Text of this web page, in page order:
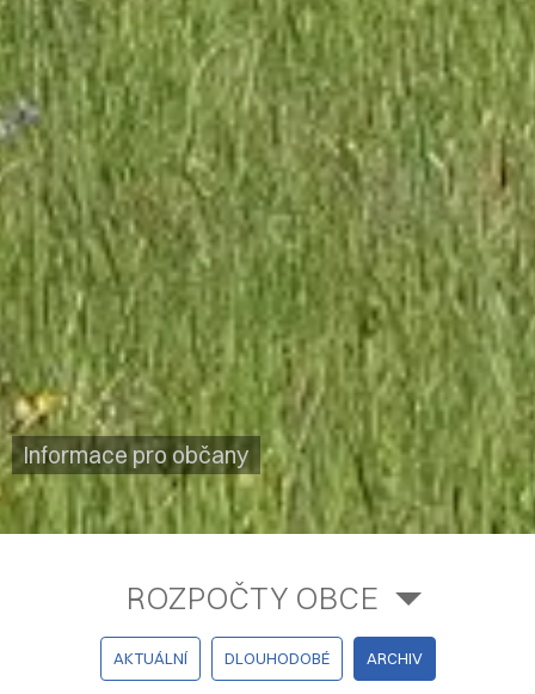
Informace pro občany
ROZPOČTY OBCE
AKTUÁLNÍ DLOUHODOBÉ ARCHIV